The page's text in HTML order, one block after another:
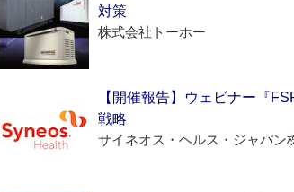
対策
株式会社トーホー
【開催報告】ウェビナー『
戦略
サイネオス・ヘルス・ジャパン